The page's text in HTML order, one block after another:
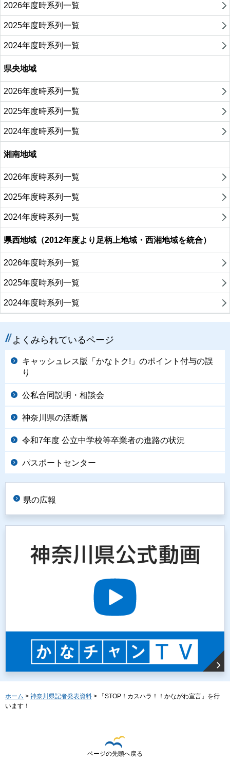
2026年度時系列一覧
2025年度時系列一覧
2024年度時系列一覧
県央地域
2026年度時系列一覧
2025年度時系列一覧
2024年度時系列一覧
湘南地域
2026年度時系列一覧
2025年度時系列一覧
2024年度時系列一覧
県西地域（2012年度より足柄上地域・西湘地域を統合）
2026年度時系列一覧
2025年度時系列一覧
2024年度時系列一覧
よくみられているページ
キャッシュレス版「かなトク!」のポイント付与の誤
り
公私合同説明・相談会
神奈川県の活断層
令和7年度 公立中学校等卒業者の進路の状況
パスポートセンター
県の広報
ホーム > 神奈川県記者発表資料 > 「STOP！カスハラ！！かながわ宣言」を行
います！
ページの先頭へ戻る